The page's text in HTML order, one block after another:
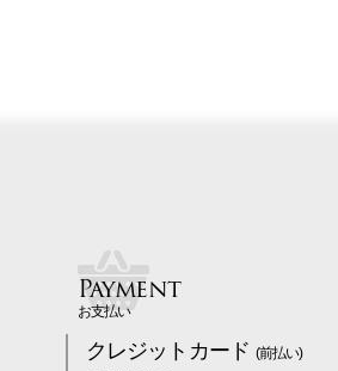
Payment
お支払い
クレジットカード (前払い)